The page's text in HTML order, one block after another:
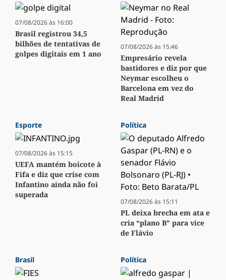
07/08/2026 às 16:00
Brasil registrou 34,5
bilhões de tentativas de
golpes digitais em 1 ano
07/08/2026 às 15:46
Empresário revela
bastidores e diz por que
Neymar escolheu o
Barcelona em vez do
Real Madrid
Esporte
07/08/2026 às 15:15
UEFA mantém boicote à
Fifa e diz que crise com
Infantino ainda não foi
superada
Política
07/08/2026 às 15:11
PL deixa brecha em ata e
cria “plano B” para vice
de Flávio
Brasil Política